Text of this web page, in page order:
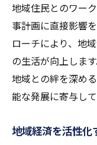
地域住民とのワー
事計画に直接影響
ローチにより、地
の生活が向上しま
地域との絆を深め
能な発展に寄与して
地域経済を活性化